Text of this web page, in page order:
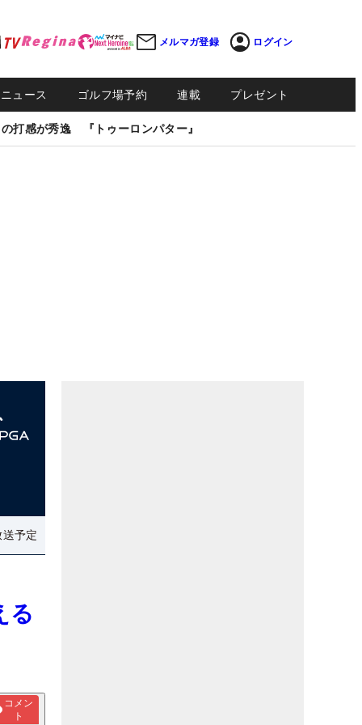
メルマガ登録 ログイン
ュース ゴルフ場予約 連載 プレゼント
打感が秀逸 『トゥーロンパター』
予定
る
コメン
ト